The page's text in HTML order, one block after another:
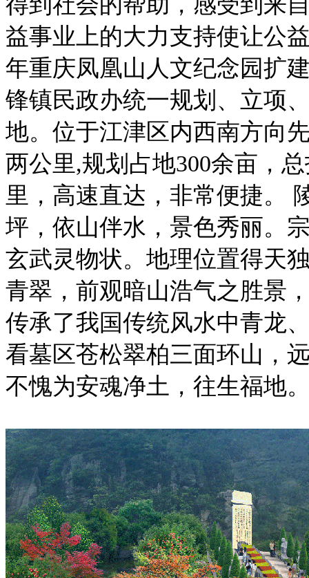
益事业上的大力支持使让公
年重庆凤凰山人文纪念园扩
锋镇民政办统一规划、立项
地。位于江津区内西南方向
两公里,规划占地300余亩，
里，高速直达，非常便捷。
坪，依山伴水，景色秀丽。
玄武灵物状。地理位置得天
青翠，前观暗山浩气之胜景
传承了我国传统风水中青龙
看墓区苍松翠柏三面环山，
不愧为安魂净土，往生福地